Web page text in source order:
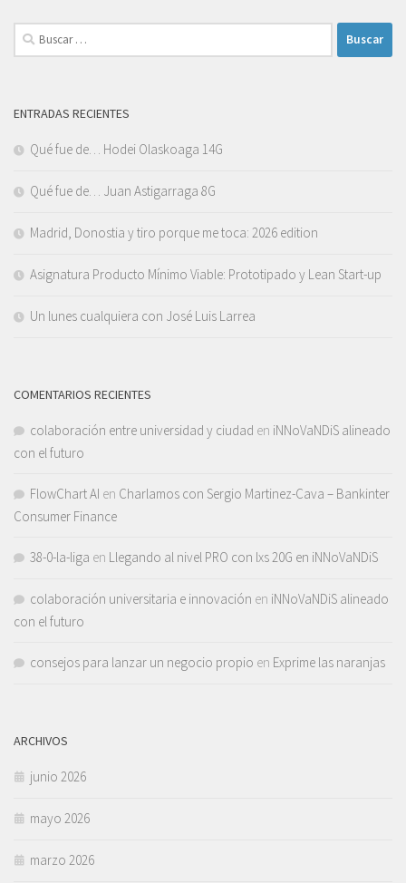
Buscar:
ENTRADAS RECIENTES
Qué fue de… Hodei Olaskoaga 14G
Qué fue de… Juan Astigarraga 8G
Madrid, Donostia y tiro porque me toca: 2026 edition
Asignatura Producto Mínimo Viable: Prototipado y Lean Start-up
Un lunes cualquiera con José Luis Larrea
COMENTARIOS RECIENTES
colaboración entre universidad y ciudad en iNNoVaNDiS alineado
con el futuro
FlowChart AI en Charlamos con Sergio Martinez-Cava – Bankinter
Consumer Finance
38-0-la-liga en Llegando al nivel PRO con lxs 20G en iNNoVaNDiS
colaboración universitaria e innovación en iNNoVaNDiS alineado
con el futuro
consejos para lanzar un negocio propio en Exprime las naranjas
ARCHIVOS
junio 2026
mayo 2026
marzo 2026